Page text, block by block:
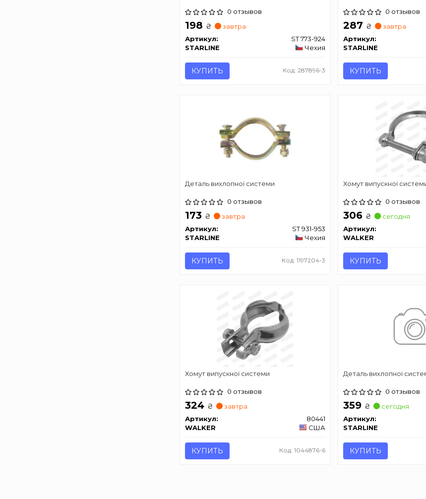
0 отзывов
198 ₴
завтра
Артикул:
ST 773-924
STARLINE
Чехия
КУПИТЬ Код: 287896-3
0 отзывов
287 ₴
завтра
Артикул:
STARLINE
КУПИТЬ
Деталь вихлопної системи
0 отзывов
173 ₴
завтра
Артикул:
ST 931-953
STARLINE
Чехия
КУПИТЬ Код: 1197204-3
Хомут випускної
0 отзывов
306 ₴
сегодня
Артикул:
WALKER
КУПИТЬ
Хомут випускної системи
0 отзывов
324 ₴
завтра
Артикул:
80441
WALKER
США
КУПИТЬ Код: 1044876-6
Деталь вихлопної
0 отзывов
359 ₴
сегодня
Артикул:
STARLINE
КУПИТЬ